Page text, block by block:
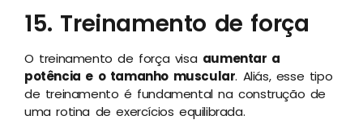
15. Treinamento de força
O treinamento de força visa aumentar a
potência e o tamanho muscular. Aliás, esse tipo
de treinamento é fundamental na construção de
uma rotina de exercícios equilibrada.